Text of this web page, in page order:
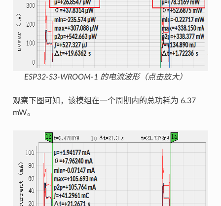
ESP32-S3-WROOM-1 的电流波形（点击放大）
观察下图可知，该模组在一个周期内的总功耗为 6.37
mW。